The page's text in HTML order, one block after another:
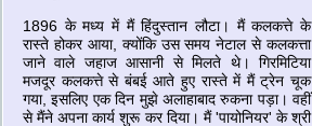
1896 के मध्य में मैं हिंदुस्तान लौटा। मैं कलकत्ते के
रास्ते होकर आया, क्योंकि उस समय नेटाल से कलकत्ता
जाने वाले जहाज आसानी से मिलते थे। गिरमिटिया
मजदूर कलकत्ते से बंबई आते हुए रास्ते में मैं ट्रेन चूक
गया, इसलिए एक दिन मुझे अलाहाबाद रुकना पड़ा। वहीं
से मैंने अपना कार्य शुरू कर दिया। मैं 'पायोनियर' के श्री